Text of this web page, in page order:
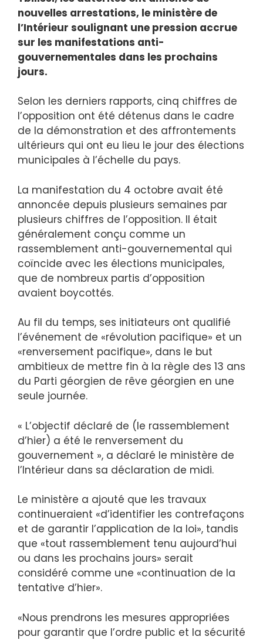
nouvelles arrestations, le ministère de
l’Intérieur soulignant une pression accrue
sur les manifestations anti-
gouvernementales dans les prochains
jours.
Selon les derniers rapports, cinq chiffres de
l’opposition ont été détenus dans le cadre
de la démonstration et des affrontements
ultérieurs qui ont eu lieu le jour des élections
municipales à l’échelle du pays.
La manifestation du 4 octobre avait été
annoncée depuis plusieurs semaines par
plusieurs chiffres de l’opposition. Il était
généralement conçu comme un
rassemblement anti-gouvernemental qui
coïncide avec les élections municipales,
que de nombreux partis d’opposition
avaient boycottés.
Au fil du temps, ses initiateurs ont qualifié
l’événement de «révolution pacifique» et un
«renversement pacifique», dans le but
ambitieux de mettre fin à la règle des 13 ans
du Parti géorgien de rêve géorgien en une
seule journée.
« L’objectif déclaré de (le rassemblement
d’hier) a été le renversement du
gouvernement », a déclaré le ministère de
l’Intérieur dans sa déclaration de midi.
Le ministère a ajouté que les travaux
continueraient «d’identifier les contrefaçons
et de garantir l’application de la loi», tandis
que «tout rassemblement tenu aujourd’hui
ou dans les prochains jours» serait
considéré comme une «continuation de la
tentative d’hier».
«Nous prendrons les mesures appropriées
pour garantir que l’ordre public et la sécurité